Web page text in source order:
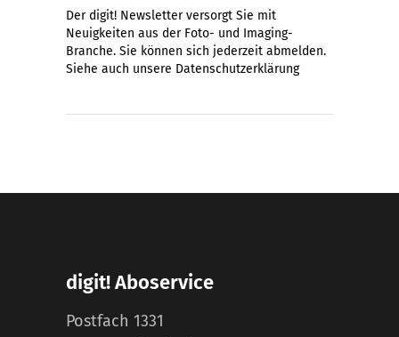
Der digit! Newsletter versorgt Sie mit
Neuigkeiten aus der Foto- und Imaging-
Branche. Sie können sich jederzeit abmelden.
Siehe auch unsere Datenschutzerklärung
digit! Aboservice
Postfach 1331